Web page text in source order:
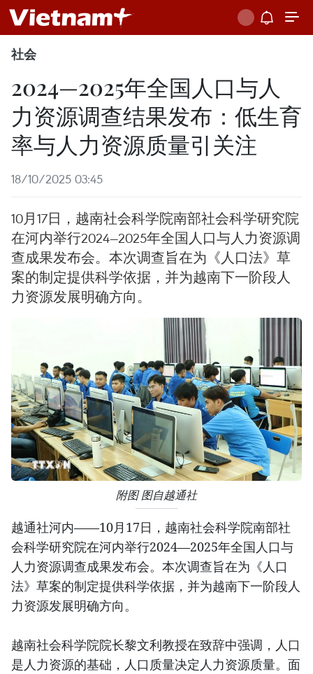
社会
2024—2025年全国人口与人
力资源调查结果发布：低生育
率与人力资源质量引关注
18/10/2025 03:45
10月17日，越南社会科学院南部社会科学研究院
在河内举行2024—2025年全国人口与人力资源调
查成果发布会。本次调查旨在为《人口法》草
案的制定提供科学依据，并为越南下一阶段人
力资源发展明确方向。
附图 图自越通社
越通社河内——10月17日，越南社会科学院南部社
会科学研究院在河内举行2024—2025年全国人口与
人力资源调查成果发布会。本次调查旨在为《人口
法》草案的制定提供科学依据，并为越南下一阶段人
力资源发展明确方向。
越南社会科学院院长黎文利教授在致辞中强调，人口
是人力资源的基础，人口质量决定人力资源质量。面